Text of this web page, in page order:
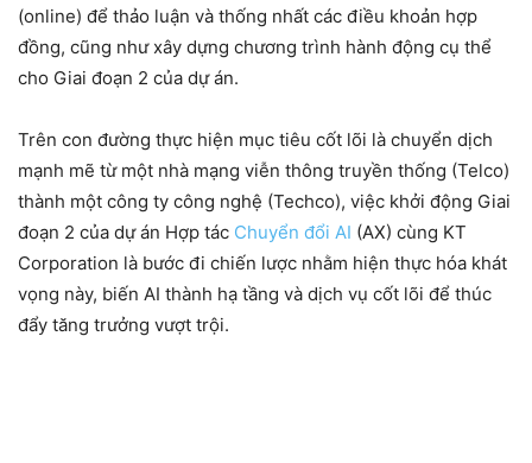
(online) để thảo luận và thống nhất các điều khoản hợp
đồng, cũng như xây dựng chương trình hành động cụ thể
cho Giai đoạn 2 của dự án.
Trên con đường thực hiện mục tiêu cốt lõi là chuyển dịch
mạnh mẽ từ một nhà mạng viễn thông truyền thống (Telco)
thành một công ty công nghệ (Techco), việc khởi động Giai
đoạn 2 của dự án Hợp tác Chuyển đổi AI (AX) cùng KT
Corporation là bước đi chiến lược nhằm hiện thực hóa khát
vọng này, biến AI thành hạ tầng và dịch vụ cốt lõi để thúc
đẩy tăng trưởng vượt trội.